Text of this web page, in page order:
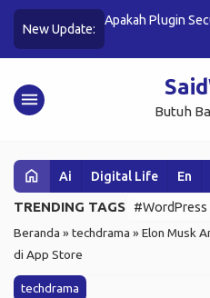
New Update:
Apakah Plugin Security Sudah
menu Butuh
home Ai Digital Life En
TRENDING TAGS #WordPress
Beranda »techdrama »Elon Musk
di App Store
techdrama